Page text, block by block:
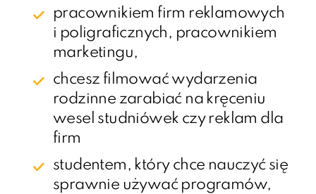
pracownikiem firm reklamowych
i poligraficznych, pracownikiem
marketingu,
chcesz filmować wydarzenia
rodzinne zarabiać na kręceniu
wesel studniówek czy reklam dla
firm
studentem, który chce nauczyć się
sprawnie używać programów,